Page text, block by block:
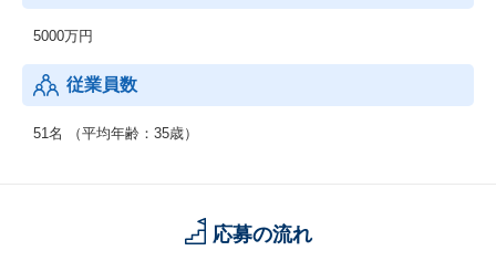
5000万円
従業員数
51名 （平均年齢：35歳）
応募の流れ